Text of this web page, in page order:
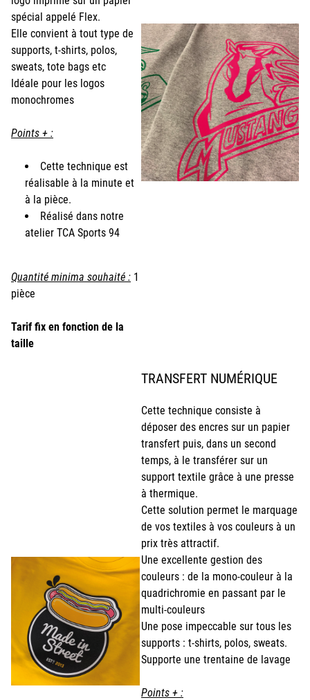
spécial appelé Flex.
Elle convient à tout type de
supports, t-shirts, polos,
sweats, tote bags etc
Idéale pour les logos
monochromes
Points + :
Cette technique est
réalisable à la minute et
à la pièce.
Réalisé dans notre
atelier TCA Sports 94
Quantité minima souhaité : 1
pièce
Tarif fix en fonction de la
taille
TRANSFERT NUMÉRIQUE
Cette technique consiste à
déposer des encres sur un papier
transfert puis, dans un second
temps, à le transférer sur un
support textile grâce à une presse
à thermique.
Cette solution permet le marquage
de vos textiles à vos couleurs à un
prix très attractif.
Une excellente gestion des
couleurs : de la mono-couleur à la
quadrichromie en passant par le
multi-couleurs
Une pose impeccable sur tous les
supports : t-shirts, polos, sweats.
Supporte une trentaine de lavage
Points + :